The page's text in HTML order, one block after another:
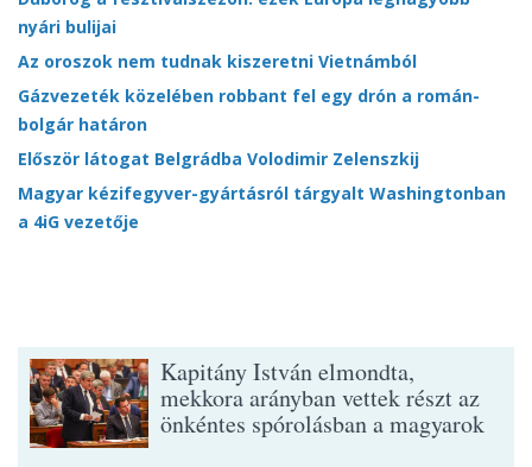
nyári bulijai
Az oroszok nem tudnak kiszeretni Vietnámból
Gázvezeték közelében robbant fel egy drón a román-
bolgár határon
Először látogat Belgrádba Volodimir Zelenszkij
Magyar kézifegyver-gyártásról tárgyalt Washingtonban
a 4iG vezetője
Kapitány István elmondta,
mekkora arányban vettek részt az
önkéntes spórolásban a magyarok